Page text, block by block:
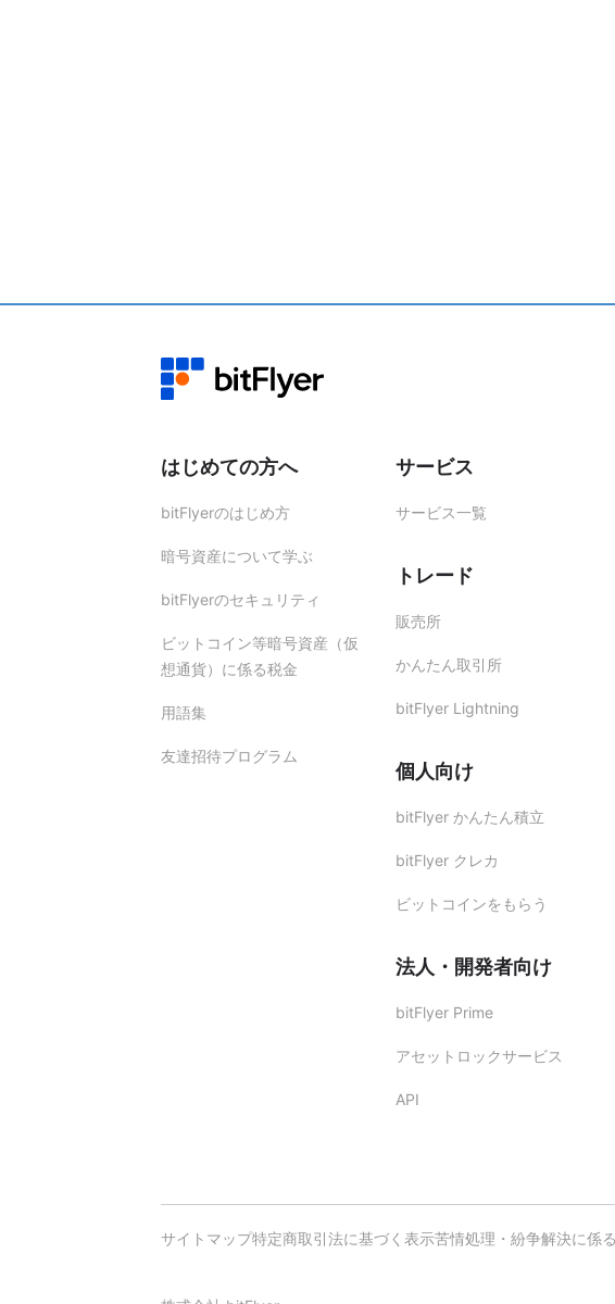
はじめての方へ
bitFlyerのはじめ方
暗号資産について学ぶ
bitFlyerのセキュリティ
ビットコイン等暗号資産（仮
想通貨）に係る税金
用語集
友達招待プログラム
サービス
サービス一覧
トレード
販売所
かんたん取引所
bitFlyer Lightning
個人向け
bitFlyer かんたん積立
bitFlyer クレカ
ビットコインをもらう
法人・開発者向け
bitFlyer Prime
アセットロックサービス
API
サイトマップ特定商取引法に基づく表示苦情処理・紛争解決に係